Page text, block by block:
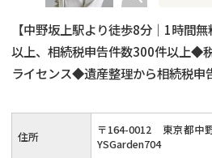
【中野坂上駅より徒歩8分｜1時間
以上、相続税申告件数300件以上◆
ライセンス◆遺産整理から相続税申
可能◆20年以上の実務経験がある
持ちに寄り添って親切・丁寧に相続
住所 〒164-0012
東京都中
YSGarden704